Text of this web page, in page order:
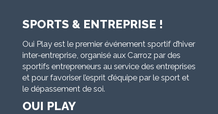
SPORTS & ENTREPRISE !
Oui Play est le premier événement sportif d’hiver
inter-entreprise, organisé aux Carroz par des
sportifs entrepreneurs au service des entreprises
et pour favoriser l’esprit d’équipe par le sport et
le dépassement de soi.
OUI PLAY